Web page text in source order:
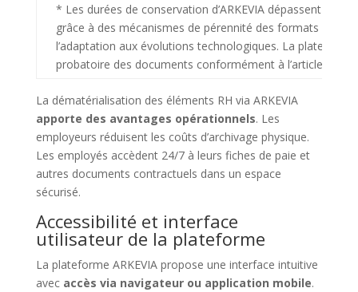
* Les durées de conservation d’ARKEVIA dépassent les
grâce à des mécanismes de pérennité des formats
l’adaptation aux évolutions technologiques. La
probatoire des documents conformément à l’article 1366
La dématérialisation des éléments RH via ARKEVIA
apporte des avantages opérationnels. Les
employeurs réduisent les coûts d’archivage physique.
Les employés accèdent 24/7 à leurs fiches de paie et
autres documents contractuels dans un espace
sécurisé.
Accessibilité et interface
utilisateur de la plateforme
La plateforme ARKEVIA propose une interface intuitive
avec accès via navigateur ou application mobile.